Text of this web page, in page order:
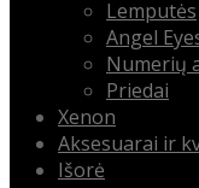
Lemputės
Angel
Numerių
Priedai
Xenon
Aksesuarai ir
Išorė